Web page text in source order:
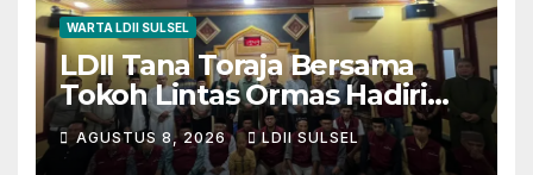
WARTA LDII SULSEL
LDII Tana Toraja Bersama
Tokoh Lintas Ormas Hadiri
Safari Magrib-Isya di Masjid
Polres
AGUSTUS 8, 2026 LDII SULSEL